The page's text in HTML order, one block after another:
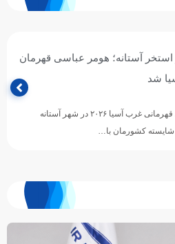
آستانه؛ هومر عباسی قهرمان
در نخستین روز از رقابت‌های شنای قهرمانی غرب آسیا ۲۰۲۶ در شهر آستانه
کشورمان با…